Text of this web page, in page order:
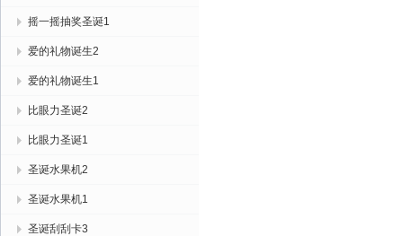
摇一摇抽奖圣诞1
爱的礼物诞生2
爱的礼物诞生1
比眼力圣诞2
比眼力圣诞1
圣诞水果机2
圣诞水果机1
圣诞刮刮卡3